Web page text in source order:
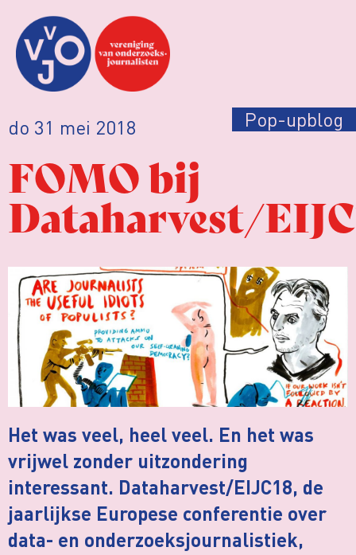
do 31 mei 2018 Pop-upblog
FOMO bij
Dataharvest/
Het was veel, heel veel. En het was
vrijwel zonder uitzondering
interessant. Dataharvest/EIJC18, de
jaarlijkse Europese conferentie over
data- en onderzoeksjournalistiek,